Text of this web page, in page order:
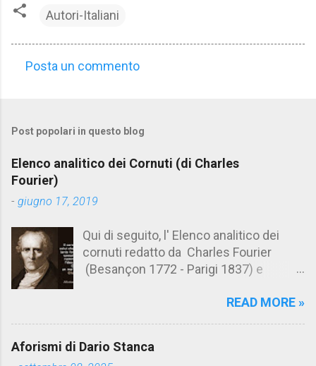
Autori-Italiani
m
e
n
t
Posta un commento
Post popolari in questo blog
Elenco analitico dei Cornuti (di Charles
Fourier)
- giugno 17, 2019
Qui di seguito, l' Elenco analitico dei
cornuti redatto da Charles Fourier
(Besançon 1772 - Parigi 1837) e
Aforismario trovi anche una raccolta di
cornuto pretenzioso: colui che ritiene
READ MORE »
Aforismi di Dario Stanca